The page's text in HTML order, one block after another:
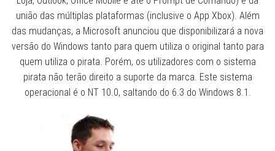
união das múltiplas plataformas (inclusive o App Xbox). Além
das mudanças, a Microsoft anunciou que disponibilizará a nova
versão do Windows tanto para quem utiliza o original tanto para
quem utiliza o pirata. Porém, os utilizadores com o sistema
pirata não terão direito a suporte da marca. Este sistema
operacional é o NT 10.0, saltando do 6.3 do Windows 8.1.